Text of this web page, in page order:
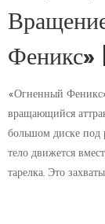
«Огненный
вращающийся
большом диске под
тело движется
тарелка. Это